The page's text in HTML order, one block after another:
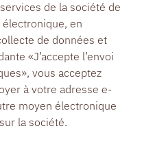
de la société de
en
de données et
«J’accepte l’envoi
vous acceptez
à votre adresse e-
moyen électronique
la société.